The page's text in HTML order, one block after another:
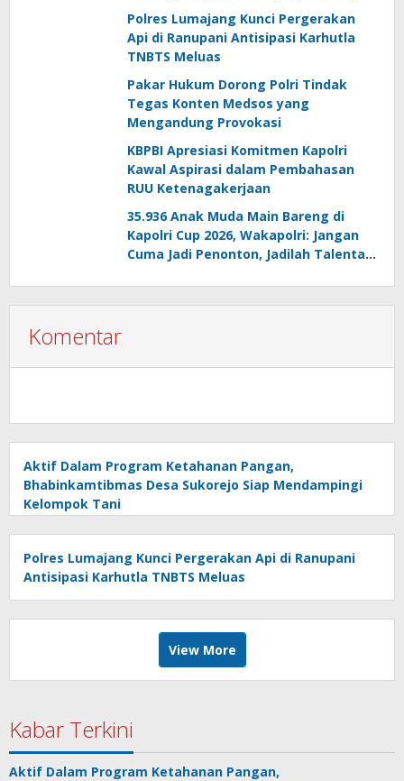
Tani
Polres Lumajang Kunci Pergerakan
Api di Ranupani Antisipasi Karhutla
TNBTS Meluas
Pakar Hukum Dorong Polri Tindak
Tegas Konten Medsos yang
Mengandung Provokasi
KBPBI Apresiasi Komitmen Kapolri
Kawal Aspirasi dalam Pembahasan
RUU Ketenagakerjaan
35.936 Anak Muda Main Bareng di
Kapolri Cup 2026, Wakapolri: Jangan
Cuma Jadi Penonton, Jadilah Talenta
Komentar
Aktif Dalam Program Ketahanan Pangan,
Bhabinkamtibmas Desa Sukorejo Siap Mendampingi
Kelompok Tani
Polres Lumajang Kunci Pergerakan Api di Ranupani
Antisipasi Karhutla TNBTS Meluas
View More
Kabar Terkini
Aktif Dalam Program Ketahanan Pangan,